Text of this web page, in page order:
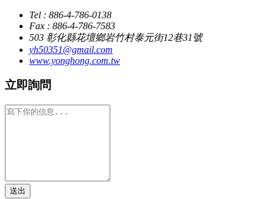
Tel : 886-4-786-0138
Fax : 886-4-786-7583
503 彰化縣花壇鄉岩竹村泰元街12巷31號
yh50351@gmail.com
www.yonghong.com.tw
立即詢問
送出